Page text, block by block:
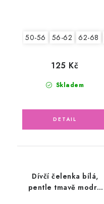
50-56 56-62 62-68
Skladem
125 Kč
Dívčí čelenka bílá,
pentle tmavě modré